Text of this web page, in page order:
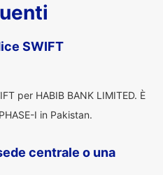
SWIFT
per HABIB BANK LIMITED. È
I in Pakistan.
centrale o una